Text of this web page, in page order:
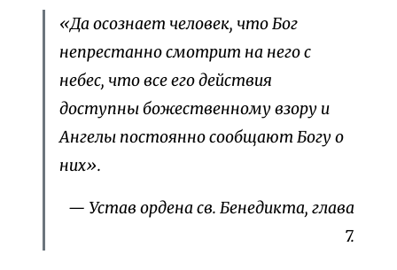
«Да осознает человек, что Бог
непрестанно смотрит на него с
небес, что все его действия
доступны божественному взору и
Ангелы постоянно сообщают Богу о
них».
— Устав ордена св. Бенедикта, глава
7.